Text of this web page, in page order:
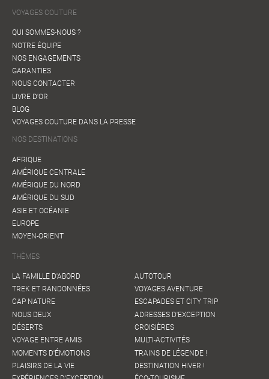
VOYAGES COUTURE
QUI SOMMES-NOUS ?
NOTRE ÉQUIPE
NOS ENGAGEMENTS
GARANTIES
NOUS CONTACTER
LIVRE D'OR
BLOG
VOYAGES COUTURE DANS LA PRESSE
NOS DESTINATIONS
AFRIQUE
AMÉRIQUE CENTRALE
AMÉRIQUE DU NORD
AMÉRIQUE DU SUD
ASIE ET OCÉANIE
EUROPE
MOYEN-ORIENT
THÈMES
LA FAMILLE D'ABORD
TREK ET RANDONNÉES
CAP NATURE
NOUS DEUX
DÉSERTS
VOYAGE ENTRE AMIS
MOMENTS D'ÉMOTIONS
PLAISIRS DE LA VIE
AUTOTOUR
VOYAGES AVENTURE
ESCAPADES ET CITY TRIP
ADRESSES D'EXCEPTION
CROISIÈRES
MULTI-ACTIVITÉS
TRAINS DE LÉGENDE !
DESTINATION HIVER !